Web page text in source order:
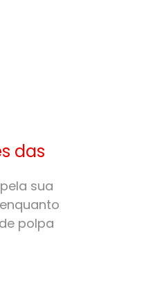
das
sua
polpa